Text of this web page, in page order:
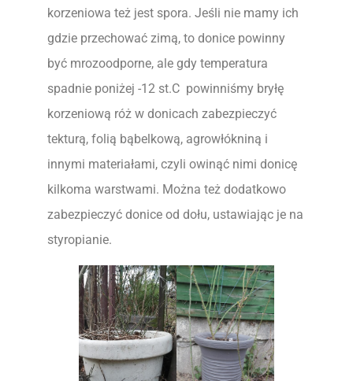
korzeniowa też jest spora. Jeśli nie mamy ich
gdzie przechować zimą, to donice powinny
być mrozoodporne, ale gdy temperatura
spadnie poniżej -12 st.C powinniśmy bryłę
korzeniową róż w donicach zabezpieczyć
tekturą, folią bąbelkową, agrowłókniną i
innymi materiałami, czyli owinąć nimi donicę
kilkoma warstwami. Można też dodatkowo
zabezpieczyć donice od dołu, ustawiając je na
styropianie.